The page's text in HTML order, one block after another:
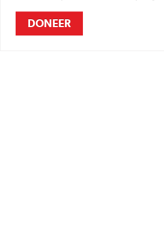
DONEER